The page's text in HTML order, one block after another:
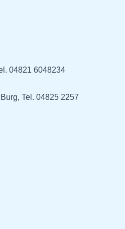
04821 6048234
Tel. 04825 2257